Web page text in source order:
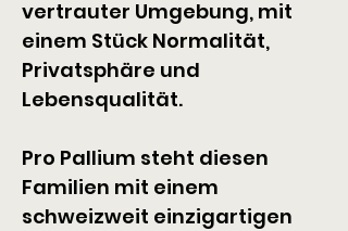
vertrauter Umgebung, mit
einem Stück Normalität,
Privatsphäre und
Lebensqualität.
Pro Pallium steht diesen
Familien mit einem
schweizweit einzigartigen